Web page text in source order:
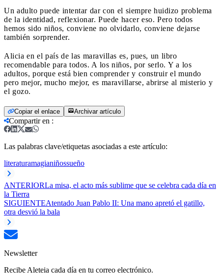
Un adulto puede intentar dar con el siempre huidizo problema
de la identidad, reflexionar. Puede hacer eso. Pero todos
hemos sido niños, conviene no olvidarlo, conviene dejarse
también sorprender.
Alicia en el país de las maravillas es, pues, un libro
recomendable para todos. A los niños, por serlo. Y a los
adultos, porque está bien comprender y construir el mundo
pero mejor, mucho mejor, es maravillarse, abrirse al misterio y
el gozo.
Copiar el enlace Archivar artículo
Compartir en :
Las palabras clave/etiquetas asociadas a este artículo:
literaturamagianiñossueño
ANTERIORLa misa, el acto más sublime que se celebra cada día en
la Tierra
SIGUIENTEAtentado Juan Pablo II: Una mano apretó el gatillo,
otra desvió la bala
Newsletter
Recibe Aleteia cada día en tu correo electrónico.